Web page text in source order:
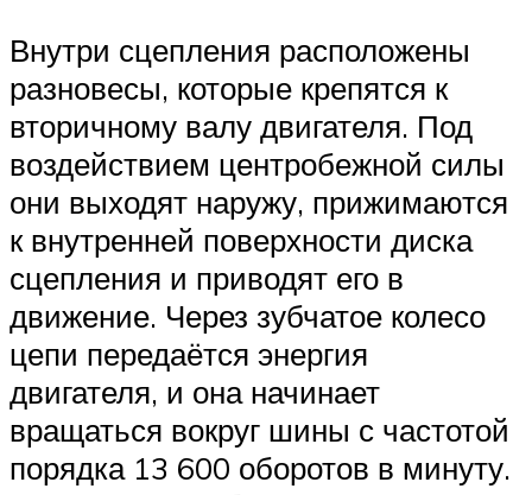
Внутри сцепления расположены
разновесы, которые крепятся к
вторичному валу двигателя. Под
воздействием центробежной силы
они выходят наружу, прижимаются
к внутренней поверхности диска
сцепления и приводят его в
движение. Через зубчатое колесо
цепи передаётся энергия
двигателя, и она начинает
вращаться вокруг шины с частотой
порядка 13 600 оборотов в минуту.